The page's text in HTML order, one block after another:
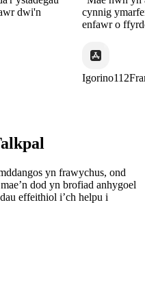
dwi'n
cynnig
enfawr o
yn frawychus, ond
dod yn brofiad anhygoel
effeithiol i’ch helpu i